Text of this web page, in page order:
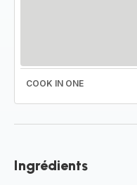
COOK IN ONE
Ingrédients